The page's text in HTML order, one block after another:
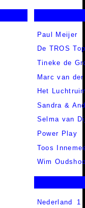
Paul Meijer
De TROS
Tineke de
Marc van
Het
Sandra &
Selma van
Power Play
Toos
Wim
Nederland